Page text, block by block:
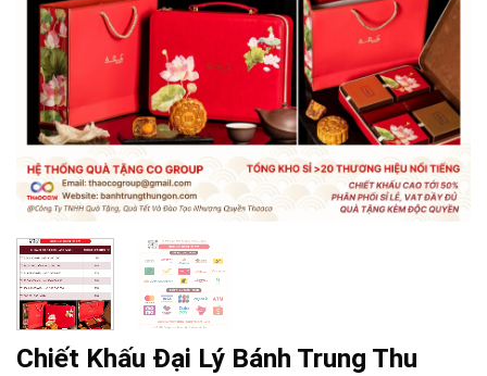
Chiết Khấu Đại Lý Bánh Trung Thu